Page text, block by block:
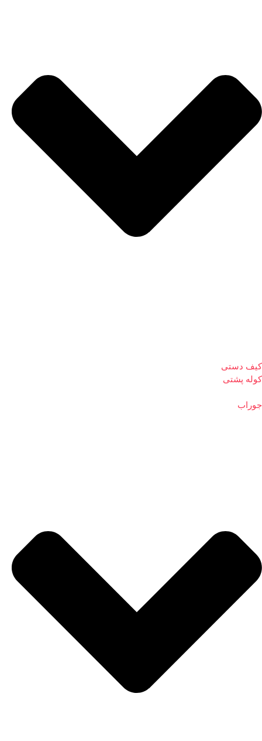
کیف دستی
کوله پشتی
جوراب